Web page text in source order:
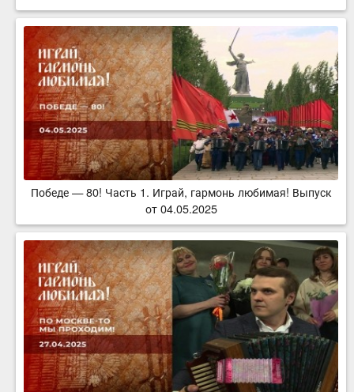
Победе — 80! Часть 1. Играй, гармонь любимая! Выпуск
от 04.05.2025